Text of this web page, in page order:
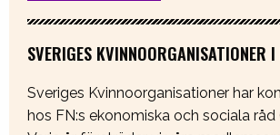
SVERIGES KVINNOORGANISATIONER I
Sveriges Kvinnoorganisationer har
hos FN:s ekonomiska och sociala råd